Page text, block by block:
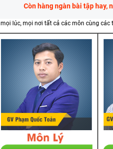
Còn hàng ngàn bài tập hay,
mọi lúc, mọi nơi tất cả các môn cùng các